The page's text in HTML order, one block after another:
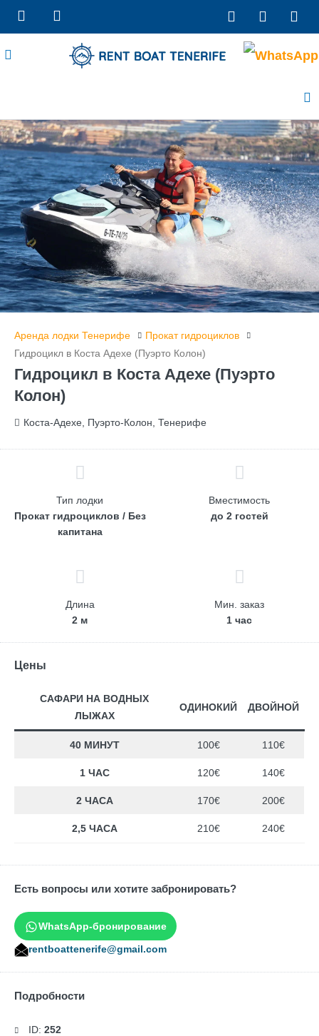
Аренда лодки Тенерифе
Прокат гидроциклов
Гидроцикл в Коста Адехе (Пуэрто Колон)
Гидроцикл в Коста Адехе (Пуэрто
Колон)
Коста-Адехе, Пуэрто-Колон, Тенерифе
Тип лодки
Прокат гидроциклов / Без
капитана
Вместимость
до 2 гостей
Длина
2 м
Мин. заказ
1 час
Цены
САФАРИ НА ВОДНЫХ
ЛЫЖАХ
ОДИНОКИЙ ДВОЙНОЙ
40 МИНУТ 100€ 110€
1 ЧАС 120€ 140€
2 ЧАСА 170€ 200€
2,5 ЧАСА 210€ 240€
Есть вопросы или хотите забронировать?
WhatsApp-бронирование
rentboattenerife@gmail.com
Подробности
ID: 252